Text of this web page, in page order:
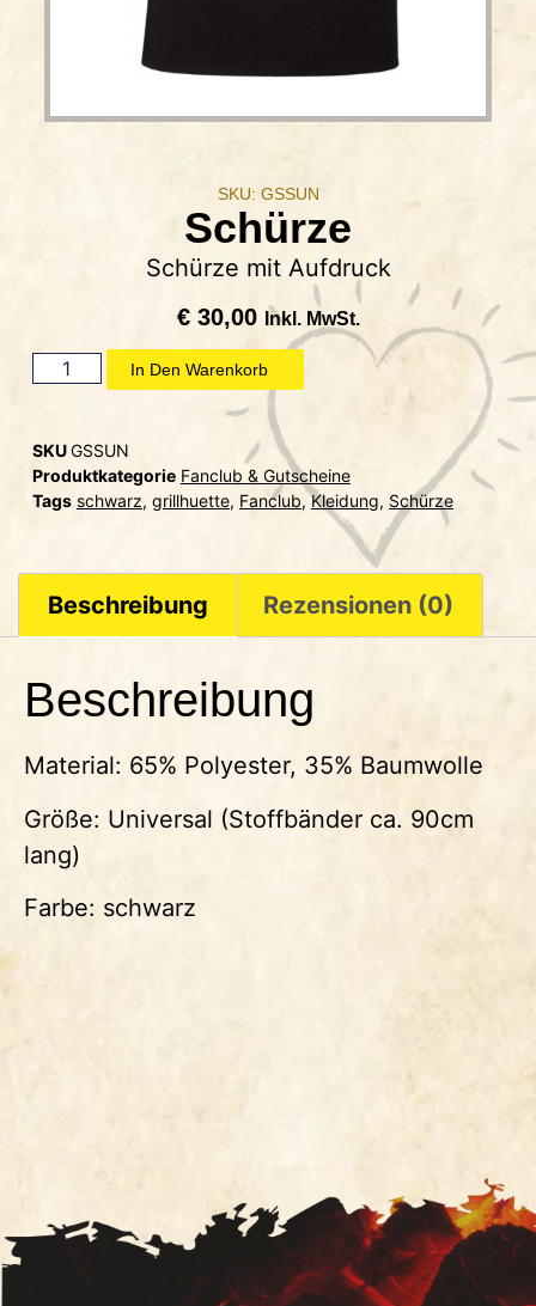
SKU: GSSUN
Schürze
Schürze mit Aufdruck
€30,00 Inkl. MwSt.
In Den Warenkorb
SKUGSSUN
Produktkategorie Fanclub & Gutscheine
Tags schwarz, grillhuette, Fanclub,Kleidung, Schürze
Beschreibung Rezensionen (0)
Beschreibung
Material: 65% Polyester, 35% Baumwolle
Größe: Universal (Stoffbänder ca. 90cm
lang)
Farbe: schwarz